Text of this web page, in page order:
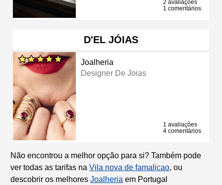
2 avaliações
1 comentários
D'EL JÓIAS
Joalheria
Designer De Joias
1 avaliações
4 comentários
Não encontrou a melhor opção para si? Também pode
ver todas as tarifas na Vila nova de famalicao, ou
descobrir os melhores Joalheria em Portugal